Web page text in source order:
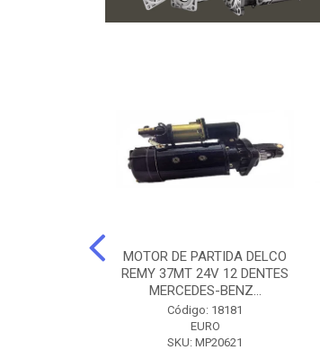
MOTOR DE PARTIDA DELCO
REMY 37MT 24V 12 DENTES
MERCEDES-BENZ...
Código: 18181
EURO
SKU: MP20621